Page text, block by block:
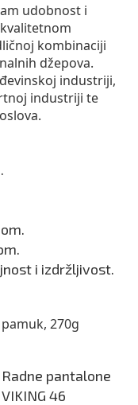
udobnost i
kombinaciji
džepova.
industriji,
industriji te
i izdržljivost.
270g
Radne pantalone
VIKING 46